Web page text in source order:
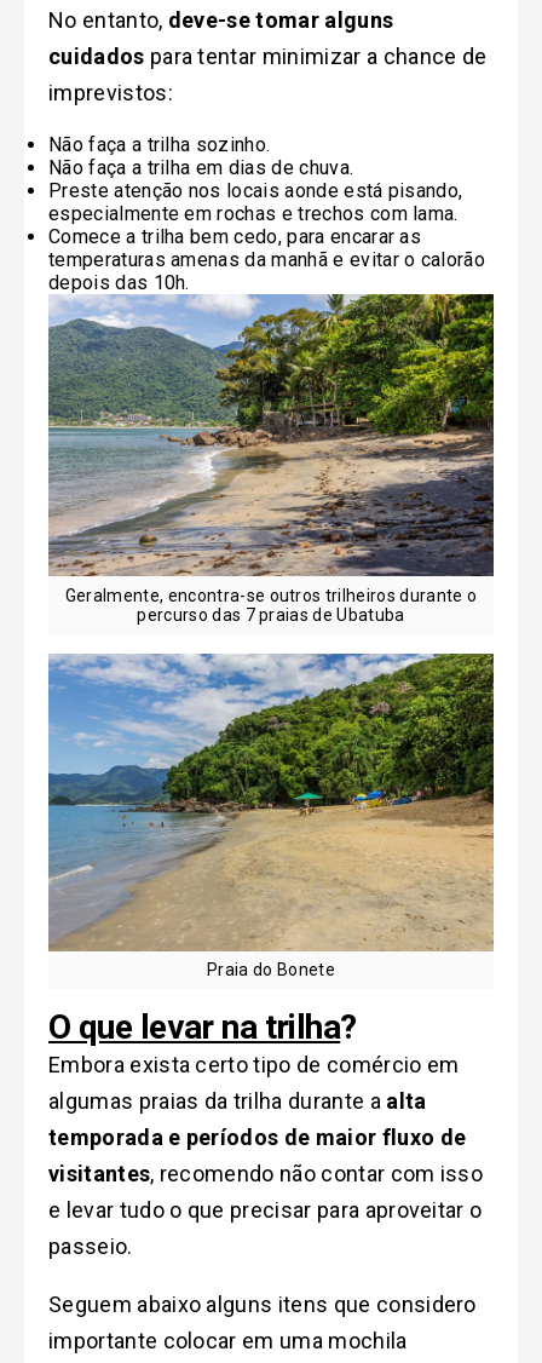
No entanto, deve-se tomar alguns
cuidados para tentar minimizar a chance de
imprevistos:
Não faça a trilha sozinho.
Não faça a trilha em dias de chuva.
Preste atenção nos locais aonde está pisando,
especialmente em rochas e trechos com lama.
Comece a trilha bem cedo, para encarar as
temperaturas amenas da manhã e evitar o calorão
depois das 10h.
Geralmente, encontra-se outros trilheiros durante o
percurso das 7 praias de Ubatuba
Praia do Bonete
O que levar na trilha?
Embora exista certo tipo de comércio em
algumas praias da trilha durante aalta
temporada e períodos de maior fluxo de
visitantes, recomendo não contar com isso
e levar tudo o que precisar para aproveitar o
passeio.
Seguem abaixo alguns itens que considero
importante colocar em uma mochila